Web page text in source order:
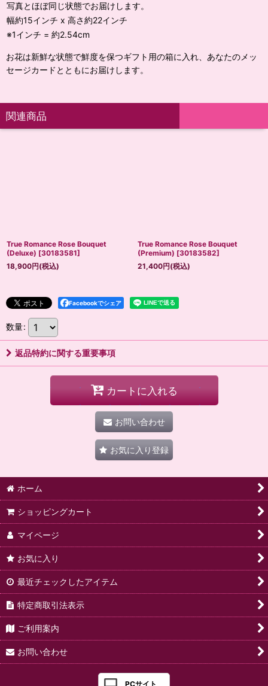
写真とほぼ同じ状態でお届けします。
幅約15インチ x 高さ約22インチ
※1インチ = 約2.54cm
お花は新鮮な状態で鮮度を保つギフト用の箱に入れ、あなたのメッ
セージカードとともにお届けします。
関連商品
True Romance Rose Bouquet
(Deluxe) [30183581]
18,900円(税込)
True Romance Rose Bouquet
(Premium) [30183582]
21,400円(税込)
Facebookでシェア
数量:
返品特約に関する重要事項
カートに入れる
お問い合わせ
お気に入り登録
ホーム
ショッピングカート
マイページ
お気に入り
最近チェックしたアイテム
特定商取引法表示
ご利用案内
お問い合わせ
PCサイト